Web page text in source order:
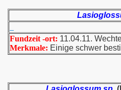
Fundzeit -ort: 11.04.11.
Merkmale: Einige schwer